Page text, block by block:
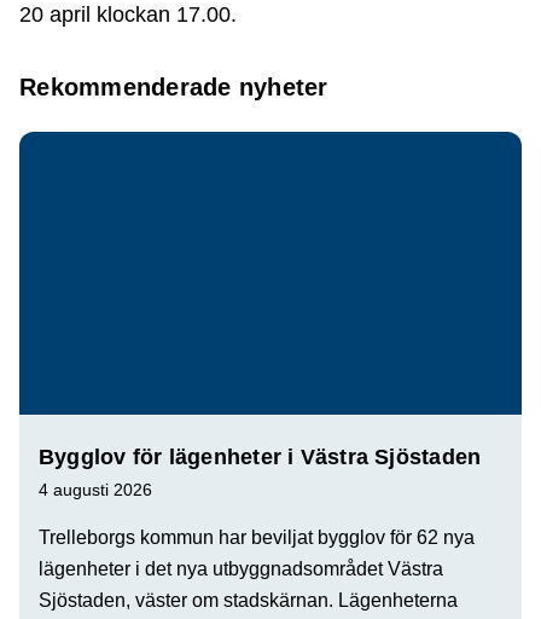
20 april klockan 17.00.
Rekommenderade nyheter
Bygglov för lägenheter i Västra Sjöstaden
4 augusti 2026
Trelleborgs kommun har beviljat bygglov för 62 nya
lägenheter i det nya utbyggnadsområdet Västra
Sjöstaden, väster om stadskärnan. Lägenheterna